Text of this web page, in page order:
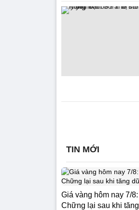
TIN MỚI
Giá vàng hôm nay 7/8:
Chững lại sau khi